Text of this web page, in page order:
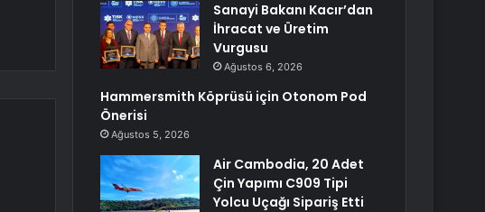
Sanayi Bakanı Kacır’dan
İhracat ve Üretim
Vurgusu
Ağustos 6, 2026
Hammersmith Köprüsü için Otonom Pod
Önerisi
Ağustos 5, 2026
Air Cambodia, 20 Adet
Çin Yapımı C909 Tipi
Yolcu Uçağı Sipariş Etti